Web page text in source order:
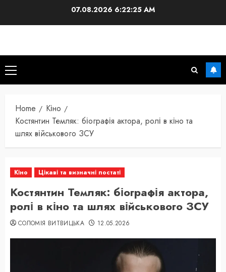
07.08.2026 6:22:26 AM
Primary
Menu
Home
Кіно
Костянтин Темляк: біографія актора, ролі в кіно та
шлях військового ЗСУ
Кіно Цікаві та визначні постаті
Костянтин Темляк: біографія актора,
ролі в кіно та шлях військового ЗСУ
СОЛОМІЯ ВИТВИЦЬКА 12.05.2026